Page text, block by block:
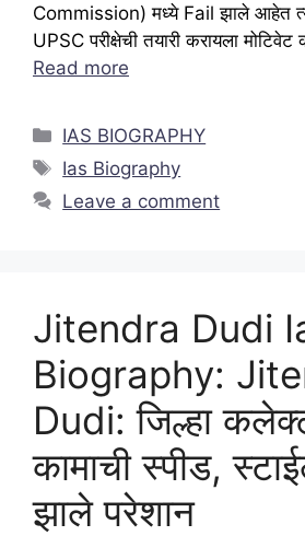
Commission) मध्ये Fail झाले आहेत
UPSC परीक्षेची तयारी करायला
Read more
Categories
IAS BIOGRAPHY
Tags
Ias Biography
Leave a comment
Jitendra Dudi
Biography:
Dudi: जिल्हा
कामाची स्पीड,
झाले परेशान